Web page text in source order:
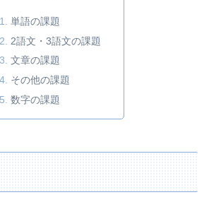
単語の課題
2語文・3語文の課題
文章の課題
その他の課題
数字の課題